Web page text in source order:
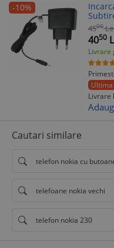
-10%
1200,
4500
4050
Livrare
Livrare
Cautari similare
telefon nokia cu
telefoane nokia vechi
telefon nokia 230